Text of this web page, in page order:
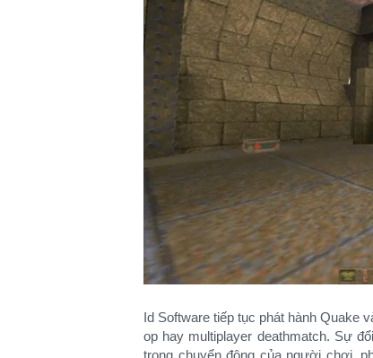
Id Software tiếp tục phát hành Quake
op hay multiplayer deathmatch. Sự
trong chuyển động của người chơi,